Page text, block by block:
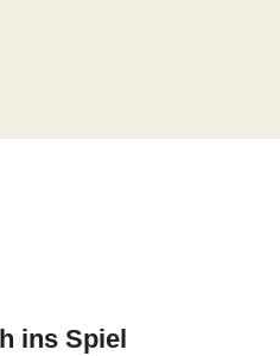
ins Spiel